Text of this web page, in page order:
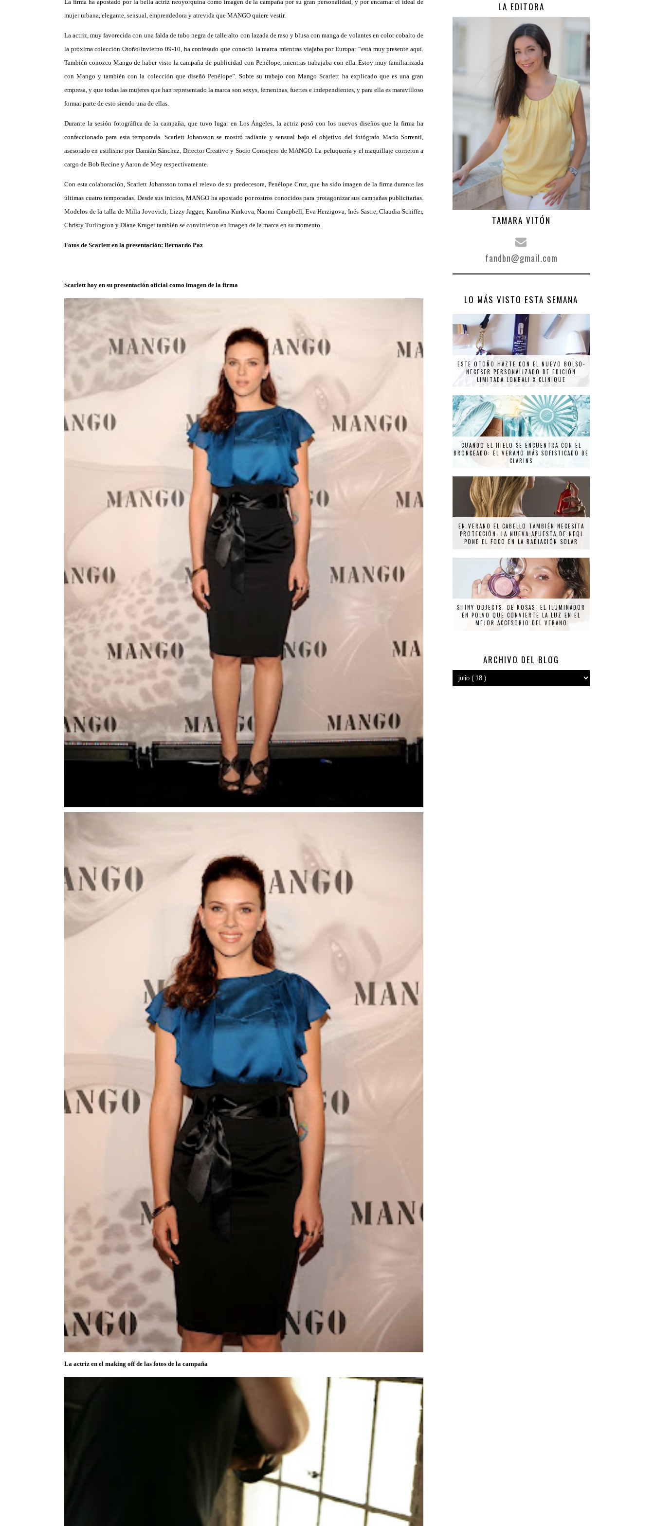
La firma ha apostado por la bella actriz neoyorquina como imagen de la campaña por su gran personalidad, y por encarnar el ideal de
mujer urbana, elegante, sensual, emprendedora y atrevida que MANGO quiere vestir.
La actriz, muy favorecida con una falda de tubo negra de talle alto con lazada de raso y blusa con manga de volantes en color cobalto de
la próxima colección Otoño/Invierno 09-10, ha confesado que conoció la marca mientras viajaba por Europa: “está muy presente aquí.
También conozco Mango de haber visto la campaña de publicidad con Penélope, mientras trabajaba con ella. Estoy muy familiarizada
con Mango y también con la colección que diseñó Penélope”. Sobre su trabajo con Mango Scarlett ha explicado que es una gran
empresa, y que todas las mujeres que han representado la marca son sexys, femeninas, fuertes e independientes, y para ella es maravilloso
formar parte de esto siendo una de ellas.
Durante la sesión fotográfica de la campaña, que tuvo lugar en Los Ángeles, la actriz posó con los nuevos diseños que la firma ha
confeccionado para esta temporada. Scarlett Johansson se mostró radiante y sensual bajo el objetivo del fotógrafo Mario Sorrenti,
asesorado en estilismo por Damián Sánchez, Director Creativo y Socio Consejero de MANGO. La peluquería y el maquillaje corrieron a
cargo de Bob Recine y Aaron de Mey respectivamente.
Con esta colaboración, Scarlett Johansson toma el relevo de su predecesora, Penélope Cruz, que ha sido imagen de la firma durante las
últimas cuatro temporadas. Desde sus inicios, MANGO ha apostado por rostros conocidos para protagonizar sus campañas publicitarias.
Modelos de la talla de Milla Jovovich, Lizzy Jagger, Karolina Kurkova, Naomi Campbell, Eva Herzigova, Inés Sastre, Claudia Schiffer,
Christy Turlington y Diane Kruger también se convirtieron en imagen de la marca en su momento.
Fotos de Scarlett en la presentación: Bernardo Paz
Scarlett hoy en su presentación oficial como imagen de la firma
La actriz en el making off de las fotos de la campaña
LA EDITORA
TAMARA VITÓN
fandbn@gmail.com
LO MÁS VISTO ESTA SEMANA
ESTE OTOÑO HAZTE CON EL NUEVO BOLSO-
NECESER PERSONALIZADO DE EDICIÓN
LIMITADA LONBALI X CLINIQUE
CUANDO EL HIELO SE ENCUENTRA CON EL
BRONCEADO: EL VERANO MÁS SOFISTICADO DE
CLARINS
EN VERANO EL CABELLO TAMBIÉN NECESITA
PROTECCIÓN: LA NUEVA APUESTA DE NEQI
PONE EL FOCO EN LA RADIACIÓN SOLAR
SHINY OBJECTS, DE KOSAS: EL ILUMINADOR
EN POLVO QUE CONVIERTE LA LUZ EN EL
MEJOR ACCESORIO DEL VERANO
ARCHIVO DEL BLOG